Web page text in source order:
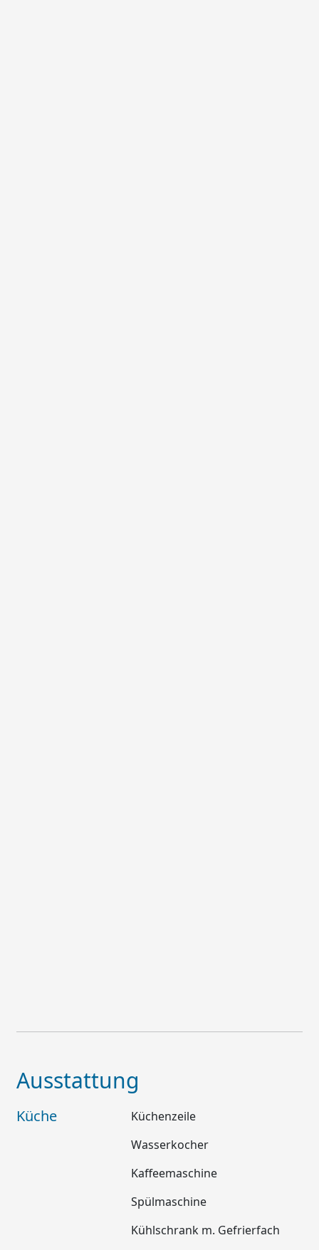
Ausstattung
Küche
Küchenzeile
Wasserkocher
Kaffeemaschine
Spülmaschine
Kühlschrank m. Gefrierfach